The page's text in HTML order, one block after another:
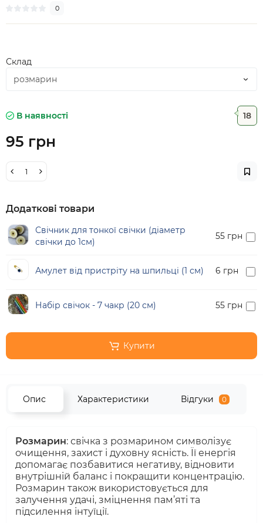
0
Склад
В наявності 18
95 грн
Додаткові товари
Свічник для тонкої свічки (діаметр
свічки до 1см)
55 грн
Амулет від пристріту на шпильці (1 см) 6 грн
Набір свічок - 7 чакр (20 см) 55 грн
Купити
Опис Характеристики Відгуки 0
Розмарин: свічка з розмарином символізує
очищення, захист і духовну ясність. Її енергія
допомагає позбавитися негативу, відновити
внутрішній баланс і покращити концентрацію.
Розмарин також використовується для
залучення удачі, зміцнення пам’яті та
підсилення інтуїції.